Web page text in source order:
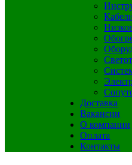
Доставка
Вакансии
О компании
Оплата
Контакты